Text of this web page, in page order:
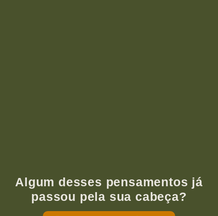
Algum desses pensamentos já
passou pela sua cabeça?